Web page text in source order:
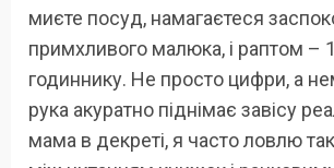
миєте посуд, намагаєтеся
примхливого малюка, і раптом –
годиннику. Не просто цифри, а
рука акуратно піднімає завісу
мама в декреті, я часто ловлю